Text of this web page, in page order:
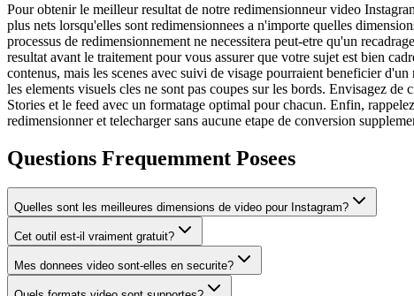
Pour obtenir le meilleur resultat de notre redimensionneur video
plus nets lorsqu'elles sont redimensionnees a n'importe quelles
processus de redimensionnement ne necessitera peut-etre qu'un
resultat avant le traitement pour vous assurer que votre sujet est bien
contenus, mais les scenes avec suivi de visage pourraient beneficier
les elements visuels cles ne sont pas coupes sur les bords. Envisagez
Stories et le feed avec un formatage optimal pour chacun. Enfin,
redimensionner et telecharger sans aucune etape de conversion
Questions Frequemment Posees
Quelles sont les meilleures dimensions de video pour Instagram?
Cet outil est-il vraiment gratuit?
Mes donnees video sont-elles en securite?